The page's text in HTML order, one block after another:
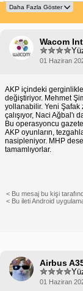
Wacom
01 Haziran
AKP içindeki
değiştiriyor. Mehmet
yollanabilir. Yeni
çalışıyor, Naci Ağbal'ı
Bu operasyoncu
AKP oyunların,
nasipleniyor. MHP
tamamlıyorlar.
< Bu mesaj bu kişi
< Bu ileti Android
Airbus
01 Haziran